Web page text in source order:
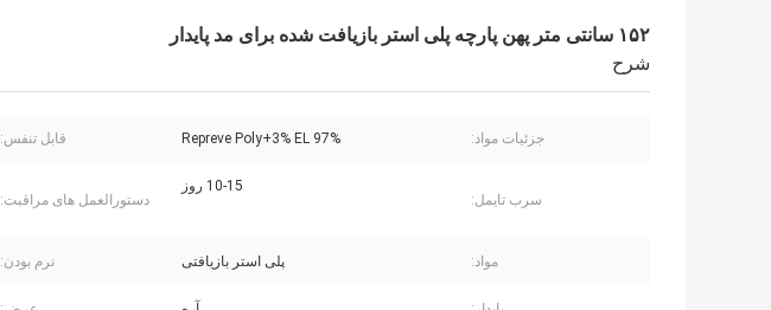
۱۵۲ سانتی متر پهن پارچه پلی استر بازیافت شده برای مد پایدار
شرح
جزئیات مواد: 97% Repreve Poly+3% EL قابل تنفس:
سرب تایمل:
10-15 روز
دستورالعمل های مراقبت:
مواد: پلی استر بازیافتی نرم بودن: